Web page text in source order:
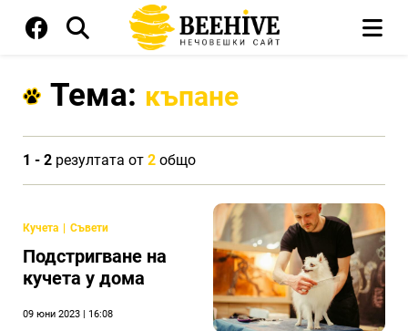
Тема: къпане
1 - 2 резултата от 2 общо
Кучета Съвети
Подстригване на
кучета у дома
09 юни 2023 | 16:08